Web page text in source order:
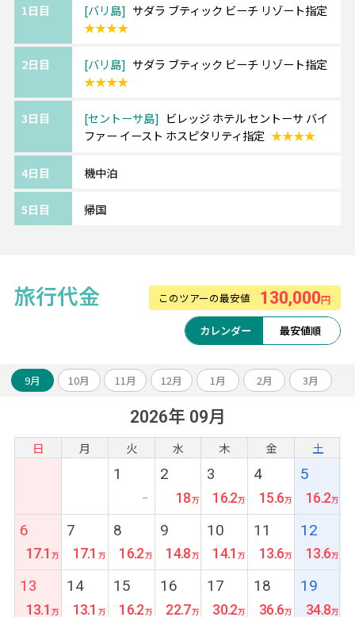
マリンスポーツが盛んなベノア地区のビーチ
フロントにある人気4つ星リゾート！
トランでリゾート気分満載です。
1.チャーターカー8時間(1組1台)
3.WiFiルーターレンタル1日500円
2019年4月オープン！
4つの屋外プールがあり、大人から子供まで楽
比較的リーズナブルに宿泊できる点もおすす
めです。
1日目 バリ島
サダラ ブティック ビーチ リゾート指定
★★★★
2日目 バリ島
サダラ ブティック ビーチ リゾート指定
★★★★
3日目 セントーサ島
ビレッジ ホテル セントーサ バイ
ファー イースト ホスピタリティ指定 ★★★★
4日目 機中泊
5日目 帰国
旅行代金 このツアーの最安値 130,000円
カレンダー 最安値順
9月 10月 11月 12月 1月 2月 3月
2026年 09月
日 月 火 水 木 金 土
1
ー
2
18
3
16.2
4
15.6
5
16.2
6
17.1
7
17.1
8
16.2
9
14.8
10
14.1
11
13.6
12
13.6
13
13.1
14
13.1
15
16.2
16
22.7
17
30.2
18
36.6
19
34.8